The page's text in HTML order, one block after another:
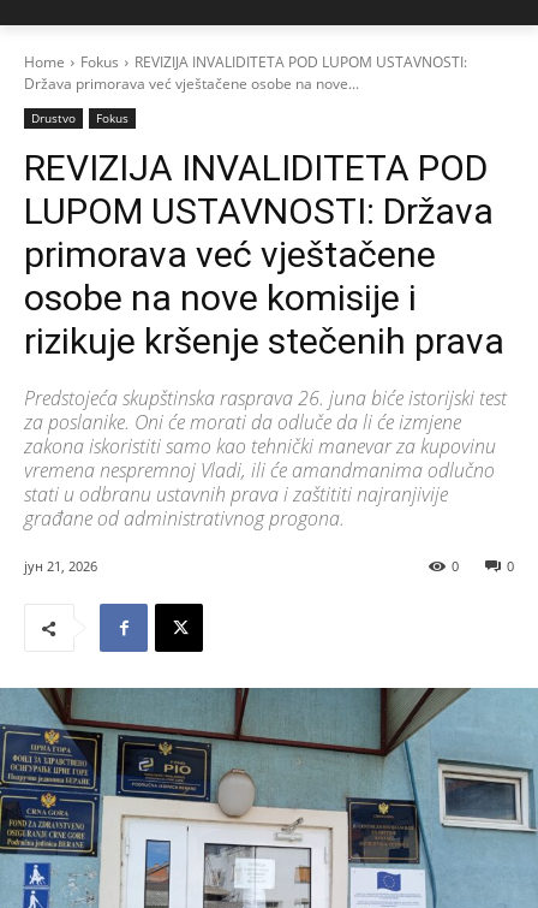
Home Fokus
REVIZIJA INVALIDITETA POD LUPOM USTAVNOSTI:
Država primorava već vještačene osobe na nove...
Drustvo Fokus
REVIZIJA INVALIDITETA POD
LUPOM USTAVNOSTI: Država
primorava već vještačene
osobe na nove komisije i
rizikuje kršenje stečenih prava
Predstojeća skupštinska rasprava 26. juna biće istorijski test
za poslanike. Oni će morati da odluče da li će izmjene
zakona iskoristiti samo kao tehnički manevar za kupovinu
vremena nespremnoj Vladi, ili će amandmanima odlučno
stati u odbranu ustavnih prava i zaštititi najranjivije
građane od administrativnog progona.
јун 21, 2026 0
0